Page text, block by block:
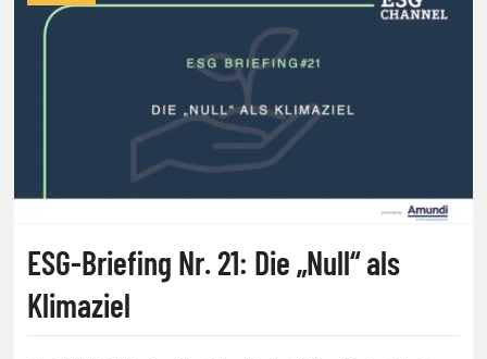
ESG-Briefing Nr. 21: Die „Null“ als
Klimaziel